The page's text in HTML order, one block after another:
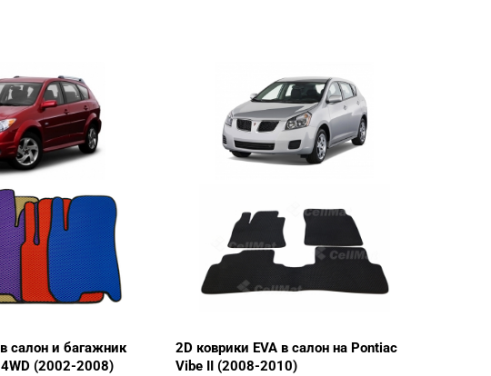
салон и багажник
(2002-2008)
2D коврики EVA в салон на Pontiac
Vibe II (2008-2010)